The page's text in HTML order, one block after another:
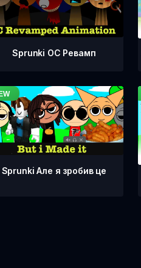
Sprunki OC Ревамп
Sprunki Але я зробив це